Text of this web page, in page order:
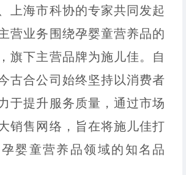
上海市科协的专家共同发起
营业务围绕孕婴童营养品的
旗下主营品牌为施儿佳。自
古合公司始终坚持以消费者
于提升服务质量，通过市场
销售网络，旨在将施儿佳打
婴童营养品领域的知名品